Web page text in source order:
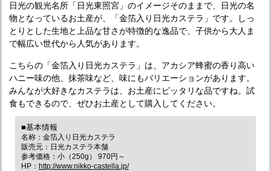
日光の観光名所「日光東照宮」のイメージそのままで、日光の名
物となっているお土産が、「金箔入り日光カステラ」です。しっ
とりとした生地と上品な甘さが特徴的な逸品で、子供から大人ま
で幅広い世代から人気があります。
こちらの「金箔入り日光カステラ」は、アカシア蜂蜜の香り高い
ハニー味の他、抹茶味など、味にもバリエーションがあります。
みんなが大好きなカステラは、お土産にピッタリな品ですね。試
食もできるので、ぜひお土産として購入してください。
■基本情報
名称：金箔入り日光カステラ
販売元：日光カステラ本舗
参考価格：小（250g） 970円～
HP： http://www.nikko-castella.jp/